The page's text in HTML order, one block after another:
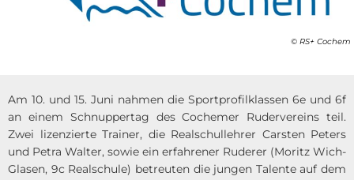
© RS+ Cochem
Am 10. und 15. Juni nahmen die Sportprofilklassen 6e und 6f
an einem Schnuppertag des Cochemer Rudervereins teil.
Zwei lizenzierte Trainer, die Realschullehrer Carsten Peters
und Petra Walter, sowie ein erfahrener Ruderer (Moritz Wich-
Glasen, 9c Realschule) betreuten die jungen Talente auf dem